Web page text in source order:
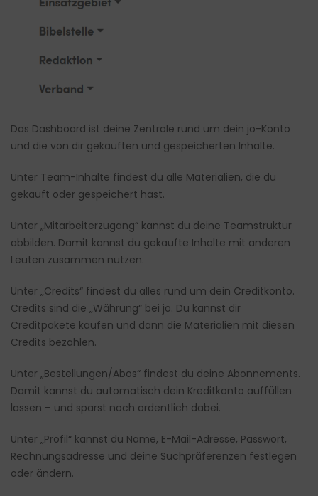
Das Dashboard ist deine Zentrale rund um dein jo-Konto
und die von dir gekauften und gespeicherten Inhalte.
Unter Team-Inhalte findest du alle Materialien, die du
gekauft oder gespeichert hast.
Unter „Mitarbeiterzugang“ kannst du deine Teamstruktur
abbilden. Damit kannst du gekaufte Inhalte mit anderen
Leuten zusammen nutzen.
Unter „Credits“ findest du alles rund um dein Creditkonto.
Credits sind die „Währung“ bei jo. Du kannst dir
Creditpakete kaufen und dann die Materialien mit diesen
Credits bezahlen.
Unter „Bestellungen/Abos“ findest du deine Abonnements.
Damit kannst du automatisch dein Kreditkonto auffüllen
lassen – und sparst noch ordentlich dabei.
Unter „Profil“ kannst du Name, E-Mail-Adresse, Passwort,
Rechnungsadresse und deine Suchpräferenzen festlegen
oder ändern.